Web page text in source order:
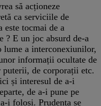
să acționeze
ca serviciile de
tocmai de a
? E un joc absurd de-a
lume a interconexiunilor,
informații ocultate de
de corporații etc.
și interesul de a-i
de a-i pune pe
i folosi. Prudența se